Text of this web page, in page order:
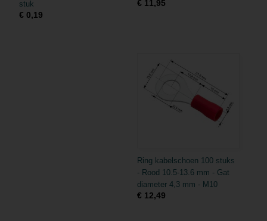
stuk
€ 0,19
€ 11,95
Ring kabelschoen 100 stuks
- Rood 10.5-13.6 mm - Gat
diameter 4,3 mm - M10
€ 12,49